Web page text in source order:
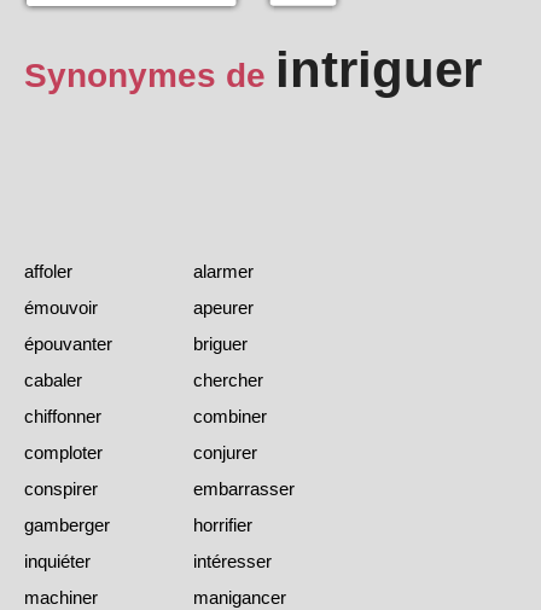
Synonymes de intriguer
affoler
alarmer
émouvoir
apeurer
épouvanter
briguer
cabaler
chercher
chiffonner
combiner
comploter
conjurer
conspirer
embarrasser
gamberger
horrifier
inquiéter
intéresser
machiner
manigancer